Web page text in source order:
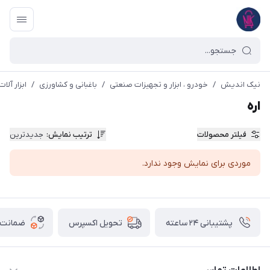
نیک اندیش / خودرو ، ابزار و تجهیزات صنعتی / باغبانی و کشاورزی / ابزار
اره
فیلتر محصولات ترتیب نمایش: جدیدترین
موردی برای نمایش وجود ندارد.
پشتیبانی ۲۴ ساعته تحویل اکسپرس ضمانت